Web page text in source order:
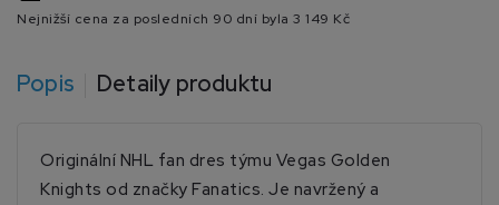
Nejnižší cena za posledních 90 dní byla 3 149 Kč
Popis Detaily produktu
Originální NHL fan dres týmu Vegas Golden
Knights od značky Fanatics. Je navržený a